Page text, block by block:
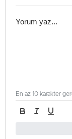
En az 10 karakter